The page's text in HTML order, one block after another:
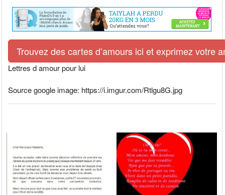
Trouvez des cartes d’amours ici et exprimez votre
Lettres d amour pour lui
Source google image: https://i.imgur.com/Rtlgu8G.jpg